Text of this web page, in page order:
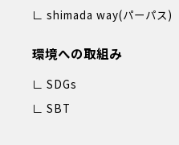
∟ shimada way(パーパス)
環境への取組み
∟ SDGs
∟ SBT